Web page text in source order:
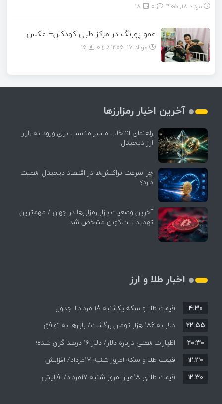
مرداد ۱۸, ۱۴۰۵ 18
عمو پورنگ در مرکز طبی کودکان+ عکس
مرداد ۱۷, ۱۴۰۵ 15
آخرین اخبار رمزارزها
راهنمای انتخاب مسیر مناسب برای ورود به بازار
ارز دیجیتال
چرا سرعت تراکنش‌ها در اقتصاد دیجیتال اهمیت
دارد؟
آخرین وضعیت بازار رمزارزها در جهان / مهم‌ترین
تهدید بیت‌کوین مشخص شد
اخبار طلا و ارز
قیمت طلا و سکه یکشنبه 18 مرداد+ جدول
۴:۳۰
دلار به 186 هزار تومان برگشت/ بازارها به توافق
احتمالی هرمز چه واکنشی نشان دادند؟
۲۲:۵۵
اظهارات همتی درباره دلار/ دلار ۱۶ درصد گران شده؛
این افزایش طبیعی است
۲۰:۳۰
قیمت طلا و سکه امروز شنبه 17مرداد/ افزایش
همه قیمت ها + جدول و جزئیات
۱۲:۳۰
قیمت طلای 18عیار امروز شنبه 17مرداد/ افزایش
۱۲:۳۰